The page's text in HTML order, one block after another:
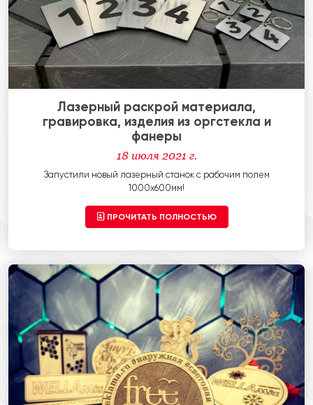
Лазерный раскрой материала,
гравировка, изделия из оргстекла и
фанеры
18 июля 2021 г.
Запустили новый лазерный станок с рабочим полем
1000х600мм!
ПРОЧИТАТЬ ПОЛНОСТЬЮ